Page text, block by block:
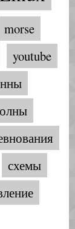
morse
youtube
схемы